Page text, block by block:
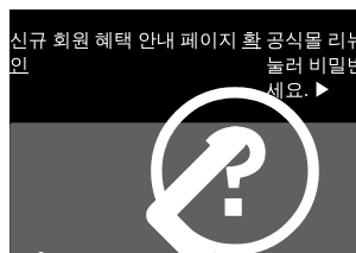
신규 회원 혜택 안내 페이지 확
인
공식몰 리
눌러 비밀
세요. ▶